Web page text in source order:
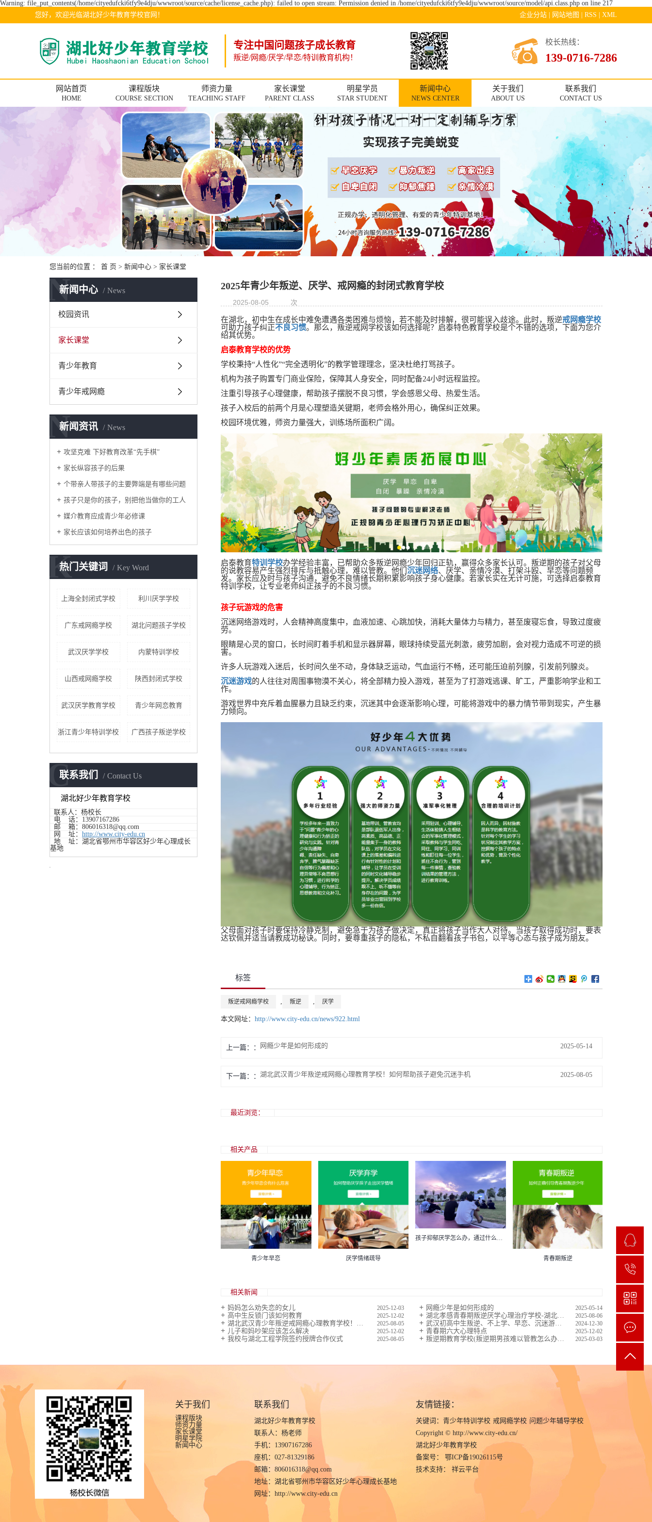
Warning: file_put_contents(/home/cityedufcki6tfy9e4dju/wwwroot/source/cache/license_cache.php): failed to open stream: Permission denied in /home/cityedufcki6tfy9e4dju/wwwroot/source/model/api.class.php on line 217
您好，欢迎光临湖北好少年教育学校官网！
企业分站 网站地图 RSS XML
专注中国问题孩子成长教育
叛逆/网瘾/厌学/早恋/特训教育机构！
校长热线：
139-0716-7286
网站首页
HOME
课程版块
COURSE SECTION
师资力量
TEACHING STAFF
家长课堂
PARENT CLASS
明星学员
STAR STUDENT
新闻中心
NEWS CENTER
校园资讯
家长课堂
青少年戒网瘾
关于我们
ABOUT US
公司简介
联系我们
CONTACT US
您当前的位置 ： 首 页 > 新闻中心 > 家长课堂
新闻中心 News
N
校园资讯
家长课堂
青少年教育
青少年戒网瘾
新闻资讯 News
N
攻坚克难 下好教育改革“先手棋”
家长纵容孩子的后果
个带亲人带孩子的主要弊端是有哪些问题
孩子只是你的孩子，别把他当做你的工人
媒介教育应成青少年必修课
家长应该如何培养出色的孩子
热门关键词 Key Word
K
上海全封闭式学校 利川厌学学校
广东戒网瘾学校 湖北问题孩子学校
武汉厌学学校 内蒙特训学校
山西戒网瘾学校 陕西封闭式学校
武汉厌学教育学校 青少年网恋教育
浙江青少年特训学校 广西孩子叛逆学校
联系我们 Contact Us
C
湖北好少年教育学校
联系人：杨校长
电 话：13907167286
邮 箱：806016318@qq.com
网 址： http://www.city-edu.cn
地 址：湖北省鄂州市华容区好少年心理成长
基地
2025年青少年叛逆、厌学、戒网瘾的封闭式教育学校
2025-08-05 次
在湖北，初中生在成长中难免遭遇各类困难与烦恼，若不能及时排解，很可能误入歧途。此时，叛逆戒网瘾学校
可助力孩子纠正不良习惯。那么，叛逆戒网学校该如何选择呢？启泰特色教育学校是个不错的选项，下面为您介
绍其优势。
启泰教育学校的优势
学校秉持“人性化”“完全透明化”的教学管理理念，坚决杜绝打骂孩子。
机构为孩子购置专门商业保险，保障其人身安全，同时配备24小时远程监控。
注重引导孩子心理健康，帮助孩子摆脱不良习惯，学会感恩父母、热爱生活。
孩子入校后的前两个月是心理塑造关键期，老师会格外用心，确保纠正效果。
校园环境优雅，师资力量强大，训练场所面积广阔。
启泰教育特训学校办学经验丰富，已帮助众多叛逆网瘾少年回归正轨，赢得众多家长认可。叛逆期的孩子对父母
的说教容易产生强烈排斥与抵触心理，难以管教。他们 沉迷网络、厌学、亲情冷漠、打架斗殴、早恋等问题频
发。家长应及时与孩子沟通，避免不良情绪长期积累影响孩子身心健康。若家长实在无计可施，可选择启泰教育
特训学校，让专业老师纠正孩子的不良习惯。
孩子玩游戏的危害
沉迷网络游戏时，人会精神高度集中，血液加速、心跳加快，消耗大量体力与精力，甚至废寝忘食，导致过度疲
劳。
眼睛是心灵的窗口，长时间盯着手机和显示器屏幕，眼球持续受蓝光刺激，疲劳加剧，会对视力造成不可逆的损
害。
许多人玩游戏入迷后，长时间久坐不动，身体缺乏运动，气血运行不畅，还可能压迫前列腺，引发前列腺炎。
沉迷游戏的人往往对周围事物漠不关心，将全部精力投入游戏，甚至为了打游戏逃课、旷工，严重影响学业和工
作。
游戏世界中充斥着血腥暴力且缺乏约束，沉迷其中会逐渐影响心理，可能将游戏中的暴力情节带到现实，产生暴
力倾向。
父母面对孩子时要保持冷静克制，避免急于为孩子做决定，真正将孩子当作大人对待。当孩子取得成功时，要表
达钦佩并适当请教成功秘诀。同时，要尊重孩子的隐私，不私自翻看孩子书包，以平等心态与孩子成为朋友。
标签
叛逆戒网瘾学校 叛逆 厌学
本文网址： http://www.city-edu.cn/news/922.html
上一篇： 网瘾少年是如何形成的 2025-05-14
下一篇： 湖北武汉青少年叛逆戒网瘾心理教育学校！如何帮助孩子避免沉迷手机 2025-08-05
最近浏览：
相关产品
青少年早恋 厌学情绪疏导
孩子抑郁厌学怎么办，通过什么样的家庭教育方式可以解决？
青春期叛逆
相关新闻
妈妈怎么劝失恋的女儿 2025-12-03 网瘾少年是如何形成的 2025-05-14
高中生反锁门该如何教育 2025-12-02 湖北孝感青春期叛逆厌学心理治疗学校-湖北好少年教育学校 2025-08-06
湖北武汉青少年叛逆戒网瘾心理教育学校！如何帮助孩子避免沉迷手机 2025-08-05 武汉初高中生叛逆、不上学、早恋、沉迷游戏叛逆教育心理咨询学校 2024-12-30
儿子和妈吵架应该怎么解决 2025-12-02 青春期六大心理特点 2025-12-02
我校与湖北工程学院签约授牌合作仪式 2025-08-05 叛逆期教育学校(叛逆期男孩难以管教怎么办？) 2025-03-03
关于我们
课程版块
师资力量
家长课堂
明星学院
新闻中心
联系我们
湖北好少年教育学校
联系人：杨老师
手机：13907167286
座机：027-81329186
邮箱：806016318@qq.com
地址：湖北省鄂州市华容区好少年心理成长基地
网址：http://www.city-edu.cn
友情链接：
关键词： 青少年特训学校 戒网瘾学校 问题少年辅导学校
Copyright © http://www.city-edu.cn/
湖北好少年教育学校
备案号： 鄂ICP备19026115号
技术支持：
祥云平台